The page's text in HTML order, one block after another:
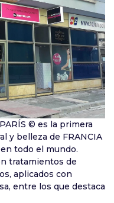
© es la primera
y belleza de FRANCIA
todo el mundo.
tratamientos de
aplicados con
entre los que destaca